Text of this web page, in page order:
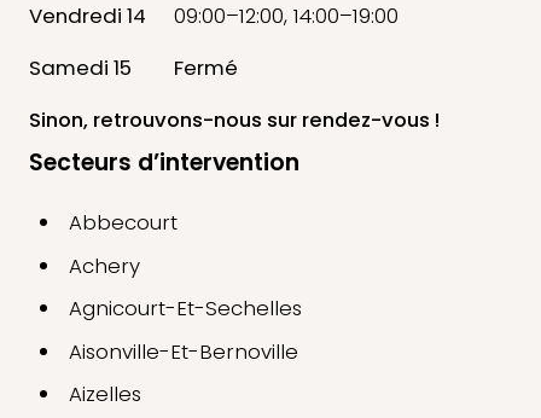
Vendredi 14
09:00–12:00, 14:00–19:00
Samedi 15
Fermé
Sinon, retrouvons-nous sur rendez-vous !
Secteurs d’intervention
Abbecourt
Achery
Agnicourt-Et-Sechelles
Aisonville-Et-Bernoville
Aizelles